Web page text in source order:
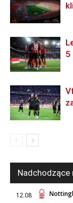
5
Nadchodzące
12.08